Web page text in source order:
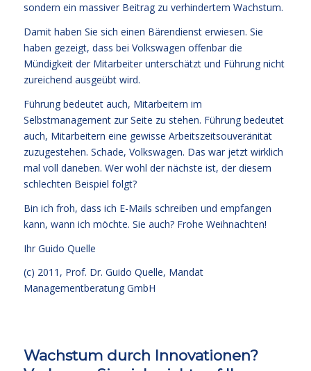
sondern ein massiver Beitrag zu verhindertem Wachstum.
Damit haben Sie sich einen Bärendienst erwiesen. Sie
haben gezeigt, dass bei Volkswagen offenbar die
Mündigkeit der Mitarbeiter unterschätzt und Führung nicht
zureichend ausgeübt wird.
Führung bedeutet auch, Mitarbeitern im
Selbstmanagement zur Seite zu stehen. Führung bedeutet
auch, Mitarbeitern eine gewisse Arbeitszeitsouveränität
zuzugestehen. Schade, Volkswagen. Das war jetzt wirklich
mal voll daneben. Wer wohl der nächste ist, der diesem
schlechten Beispiel folgt?
Bin ich froh, dass ich E-Mails schreiben und empfangen
kann, wann ich möchte. Sie auch? Frohe Weihnachten!
Ihr Guido Quelle
(c) 2011, Prof. Dr. Guido Quelle, Mandat
Managementberatung GmbH
Wachstum durch Innovationen?